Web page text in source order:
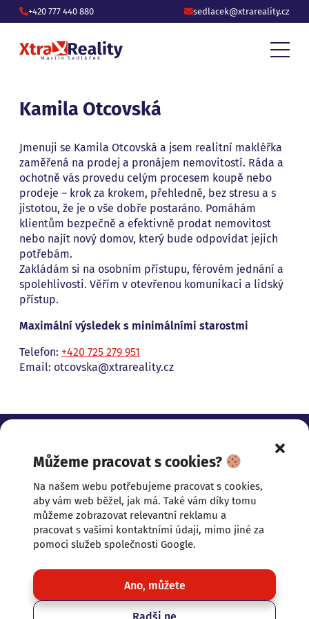
Můžeme pracovat s cookies?
Na našem webu potřebujeme pracovat s cookies,
aby vám web běžel, jak má. Také vám díky tomu
můžeme zobrazovat relevantní reklamu a
pracovat s vašimi kontaktními údaji, mimo jiné za
pomoci služeb společnosti Google.
Ano, můžete
Radši ne
+420 777 440 880 sedlacek@xtrareality.cz
Kamila Otcovská
Jmenuji se Kamila Otcovská a jsem realitní makléřka
zaměřená na prodej a pronájem nemovitostí. Ráda a
ochotně vás provedu celým procesem koupě nebo
prodeje – krok za krokem, přehledně, bez stresu a s
jistotou, že je o vše dobře postaráno. Pomáhám
klientům bezpečně a efektivně prodat nemovitost
nebo najít nový domov, který bude odpovídat jejich
potřebám.
Zakládám si na osobním přístupu, férovém jednání a
spolehlivosti. Věřím v otevřenou komunikaci a lidský
přístup.
Maximální výsledek s minimálními starostmi
Telefon: +420 725 279 951
Email: otcovska@xtrareality.cz
ZASLOUŽÍTE SI NĚCO
prezentace nemovitostí
komunikace
přístup
Adresa
U Císařských lázní 368/7,
Zobrazit na mapě
Kontakt